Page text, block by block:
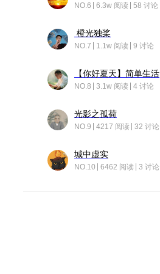
NO.6 6.3w 阅读 58 讨论
橙光独桨
NO.7 1.1w 阅读 9 讨论
【你好夏天】简单生活
NO.8 3.1w 阅读 4 讨论
光影之孤荷
NO.9 4217 阅读 32 讨论
城中虚实
NO.10 6462 阅读 3 讨论